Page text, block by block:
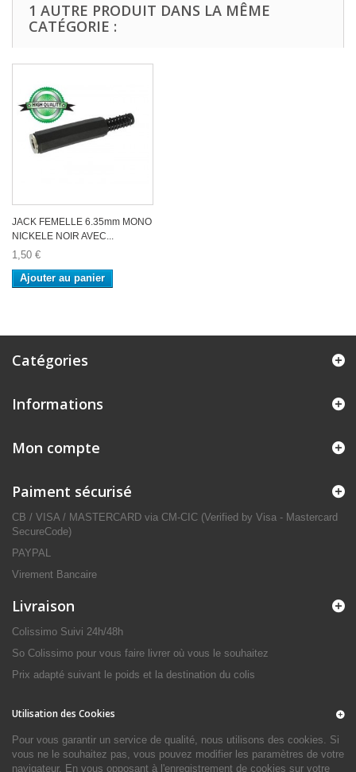
1 AUTRE PRODUIT DANS LA MÊME
CATÉGORIE :
JACK FEMELLE 6.35mm MONO
NICKELE NOIR AVEC...
1,50 €
Ajouter au panier
Catégories
Informations
Mon compte
Paiment sécurisé
CB / VISA / MASTERCARD via CM-CIC (Verified by Visa - Mastercard
SecureCode)
PAYPAL
Virement Bancaire
Livraison
Colissimo Suivi 24h/48h
So Colissimo pour vous faire livrer où vous le souhaitez
Prix adapté suivant le poids et la destination du colis
Utilisation des Cookies
Pour vous garantir un service de qualité, nous utilisons des cookies. Si
vous ne le souhaitez pas, vous pouvez modifier les paramètres de votre
navigateur. En vous opposant à l'enregistrement de cookies sur votre